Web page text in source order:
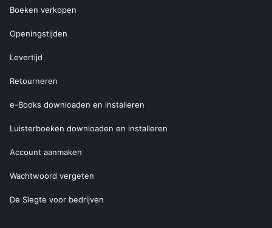
Boeken verkopen
Openingstijden
Levertijd
Retourneren
e-Books downloaden en installeren
Luisterboeken downloaden en installeren
Account aanmaken
Wachtwoord vergeten
De Slegte voor bedrijven